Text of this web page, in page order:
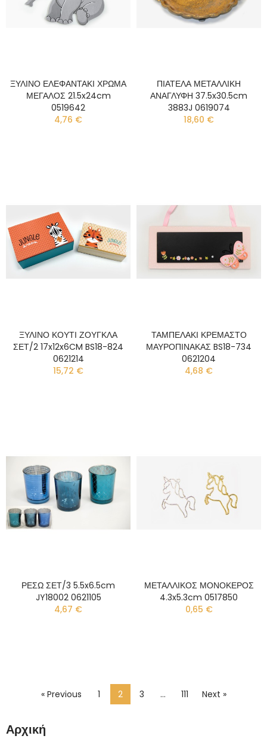
ΞΥΛΙΝΟ ΕΛΕΦΑΝΤΑΚΙ ΧΡΩΜΑ
ΜΕΓΑΛΟΣ 21.5x24cm
0519642
4,76 €
ΠΙΑΤΕΛΑ ΜΕΤΑΛΛΙΚΗ
ΑΝΑΓΛΥΦΗ 37.5x30.5cm
3883J 0619074
18,60 €
ΞΥΛΙΝΟ ΚΟΥΤΙ ΖΟΥΓΚΛΑ
ΣΕΤ/2 17x12x6CM BS18-824
0621214
15,72 €
ΤΑΜΠΕΛΑΚΙ ΚΡΕΜΑΣΤΟ
ΜΑΥΡΟΠΙΝΑΚΑΣ BS18-734
0621204
4,68 €
ΡΕΣΩ ΣΕΤ/3 5.5x6.5cm
JY18002 0621105
4,67 €
ΜΕΤΑΛΛΙΚΟΣ ΜΟΝΟΚΕΡΟΣ
4.3x5.3cm 0517850
0,65 €
« Previous 1 2 3 … 111 Next »
Αρχική